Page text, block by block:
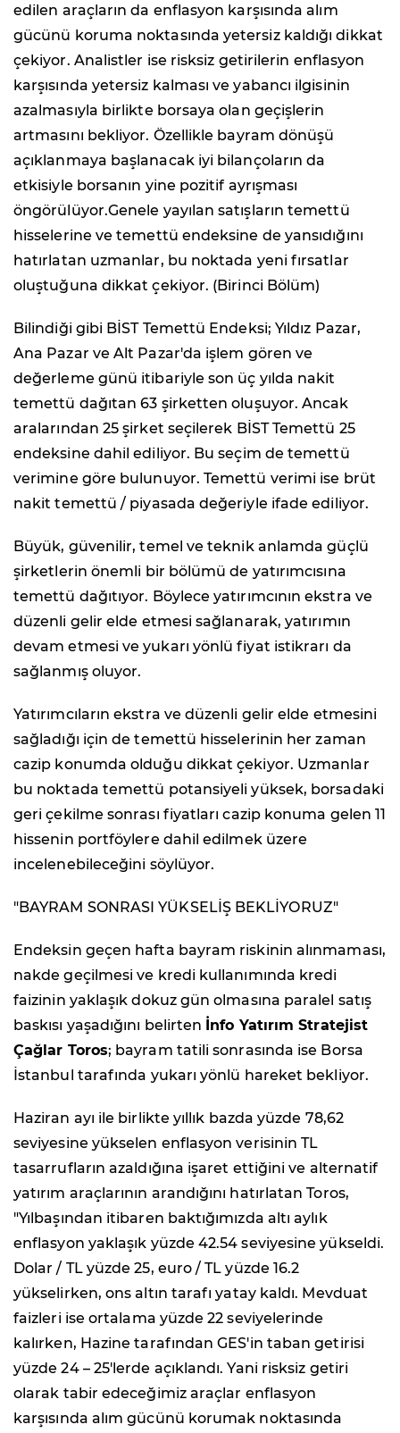
edilen araçların da enflasyon karşısında alım
gücünü koruma noktasında yetersiz kaldığı dikkat
çekiyor. Analistler ise risksiz getirilerin enflasyon
karşısında yetersiz kalması ve yabancı ilgisinin
azalmasıyla birlikte borsaya olan geçişlerin
artmasını bekliyor. Özellikle bayram dönüşü
açıklanmaya başlanacak iyi bilançoların da
etkisiyle borsanın yine pozitif ayrışması
öngörülüyor.Genele yayılan satışların temettü
hisselerine ve temettü endeksine de yansıdığını
hatırlatan uzmanlar, bu noktada yeni fırsatlar
oluştuğuna dikkat çekiyor. (Birinci Bölüm)
Bilindiği gibi BİST Temettü Endeksi; Yıldız Pazar,
Ana Pazar ve Alt Pazar'da işlem gören ve
değerleme günü itibariyle son üç yılda nakit
temettü dağıtan 63 şirketten oluşuyor. Ancak
aralarından 25 şirket seçilerek BİST Temettü 25
endeksine dahil ediliyor. Bu seçim de temettü
verimine göre bulunuyor. Temettü verimi ise brüt
nakit temettü / piyasada değeriyle ifade ediliyor.
Büyük, güvenilir, temel ve teknik anlamda güçlü
şirketlerin önemli bir bölümü de yatırımcısına
temettü dağıtıyor. Böylece yatırımcının ekstra ve
düzenli gelir elde etmesi sağlanarak, yatırımın
devam etmesi ve yukarı yönlü fiyat istikrarı da
sağlanmış oluyor.
Yatırımcıların ekstra ve düzenli gelir elde etmesini
sağladığı için de temettü hisselerinin her zaman
cazip konumda olduğu dikkat çekiyor. Uzmanlar
bu noktada temettü potansiyeli yüksek, borsadaki
geri çekilme sonrası fiyatları cazip konuma gelen 11
hissenin portföylere dahil edilmek üzere
incelenebileceğini söylüyor.
"BAYRAM SONRASI YÜKSELİŞ BEKLİYORUZ"
Endeksin geçen hafta bayram riskinin alınmaması,
nakde geçilmesi ve kredi kullanımında kredi
faizinin yaklaşık dokuz gün olmasına paralel satış
baskısı yaşadığını belirten İnfo Yatırım Stratejist
Çağlar Toros; bayram tatili sonrasında ise Borsa
İstanbul tarafında yukarı yönlü hareket bekliyor.
Haziran ayı ile birlikte yıllık bazda yüzde 78,62
seviyesine yükselen enflasyon verisinin TL
tasarrufların azaldığına işaret ettiğini ve alternatif
yatırım araçlarının arandığını hatırlatan Toros,
"Yılbaşından itibaren baktığımızda altı aylık
enflasyon yaklaşık yüzde 42.54 seviyesine yükseldi.
Dolar / TL yüzde 25, euro / TL yüzde 16.2
yükselirken, ons altın tarafı yatay kaldı. Mevduat
faizleri ise ortalama yüzde 22 seviyelerinde
kalırken, Hazine tarafından GES'in taban getirisi
yüzde 24 – 25'lerde açıklandı. Yani risksiz getiri
olarak tabir edeceğimiz araçlar enflasyon
karşısında alım gücünü korumak noktasında